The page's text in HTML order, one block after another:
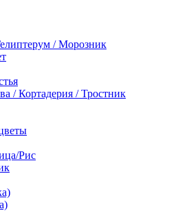
/ Морозник
/ Кортадерия / Тростник
Рис